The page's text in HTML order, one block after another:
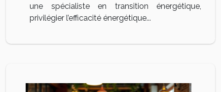
une spécialiste en transition énergétique,
privilégier l’efficacité énergétique...